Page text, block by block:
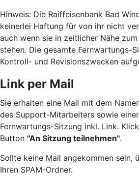
Hinweis: Die Raiffeisenbank Bad
keinerlei Haftung für von ihr nicht
auch wenn sie in zeitlicher Nähe
stehen. Die gesamte Fernwartungs-
Kontroll- und Revisionszwecken
Link per Mail
Sie erhalten eine Mail mit dem
des Support-Mitarbeiters sowie
Fernwartungs-Sitzung inkl. Link.
Button "An Sitzung teilnehmen".
Sollte keine Mail angekommen sein,
Ihren SPAM-Ordner.